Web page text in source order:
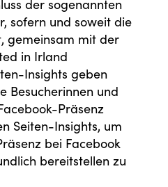
der sogenannten
sofern und soweit die
gemeinsam mit der
in Irland
Insights geben
Besucherinnen und
Präsenz
Seiten-Insights, um
bei Facebook
bereitstellen zu